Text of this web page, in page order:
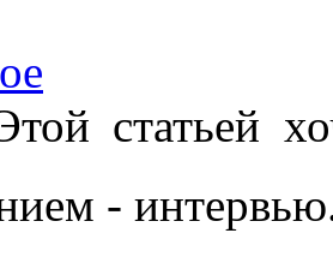
статьей
-